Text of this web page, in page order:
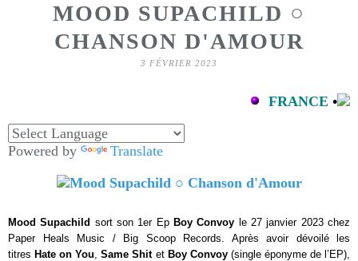
MOOD SUPACHILD ○
CHANSON D'AMOUR
3 FÉVRIER 2023
FRANCE •
Powered by Translate
Mood Supachild sort son 1er Ep Boy Convoy le 27 janvier 2023 chez
Paper Heals Music / Big Scoop Records. Après avoir dévoilé les
titres Hate on You, Same Shit et Boy Convoy (single éponyme de l’EP),